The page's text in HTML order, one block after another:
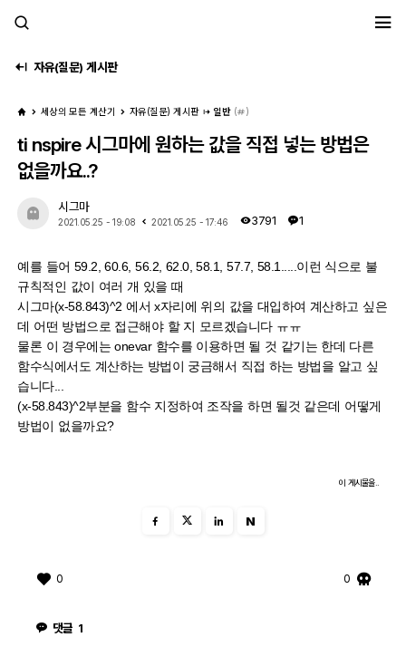
자유(질문) 게시판
세상의 모든 계산기 자유(질문) 게시판 일반 ( )
ti nspire 시그마에 원하는 값을 직접 넣는 방법은
없을까요..?
시그마
2021.05.25 - 19:08 2021.05.25 - 17:46 3791 1
예를 들어 59.2, 60.6, 56.2, 62.0, 58.1, 57.7, 58.1.....이런 식으로 불
규칙적인 값이 여러 개 있을 때
시그마(x-58.843)^2 에서 x자리에 위의 값을 대입하여 계산하고 싶은
데 어떤 방법으로 접근해야 할 지 모르겠습니다 ㅠㅠ
물론 이 경우에는 onevar 함수를 이용하면 될 것 같기는 한데 다른
함수식에서도 계산하는 방법이 궁금해서 직접 하는 방법을 알고 싶
습니다...
(x-58.843)^2부분을 함수 지정하여 조작을 하면 될것 같은데 어떻게
방법이 없을까요?
이 게시물을..
N
0 0
댓글 1